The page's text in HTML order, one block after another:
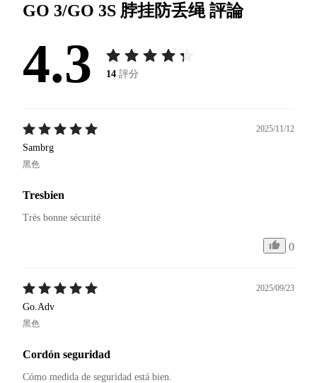
GO 3/GO 3S 脖挂防丢绳評論
4.3 14 評分
2025/11/12
Sambrg
黑色
Tresbien
Très bonne sécurité
0
2025/09/23
Go.Adv
黑色
Cordón seguridad
Cómo medida de seguridad está bien.